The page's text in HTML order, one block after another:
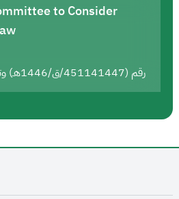
to Consider
رقم (451141447/ق/1446هـ) وتاريخ (02/01/1446هـ)